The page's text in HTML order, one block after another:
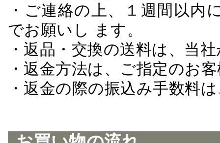
・ご連絡の上、１週間以
でお願いし ます。
・返品・交換の送料は、当
・返金方法は、ご指定のお
・返金の際の振込み手数料